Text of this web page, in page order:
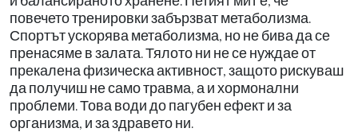
повечето тренировки забързват метаболизма.
Спортът ускорява метаболизма, но не бива да се
пренасяме в залата. Тялото ни не се нуждае от
прекалена физическа активност, защото рискуваш
да получиш не само травма, а и хормонални
проблеми. Това води до пагубен ефект и за
организма, и за здравето ни.